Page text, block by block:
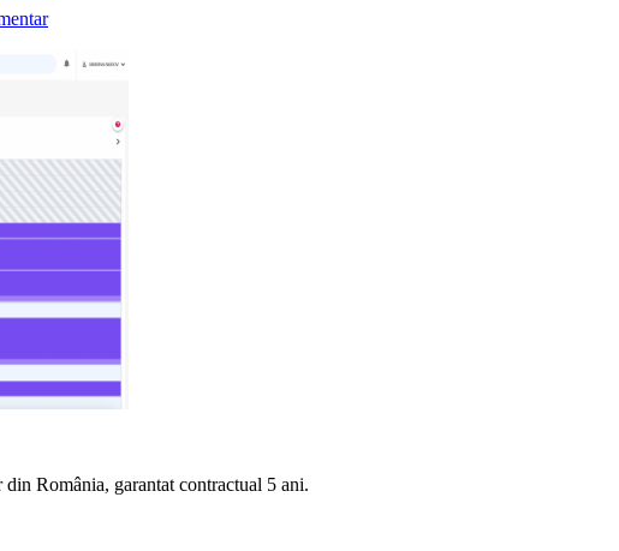
România, garantat contractual 5 ani.